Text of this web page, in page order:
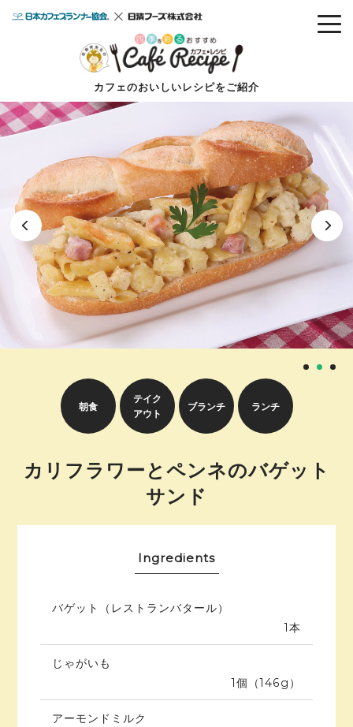
カフェのおいしいレシピをご紹介
朝食
テイク
アウト
ブランチ ランチ
カリフラワーとペンネのバゲット
サンド
Ingredients
バゲット（レストランバタール）
1本
じゃがいも
1個（146g）
アーモンドミルク